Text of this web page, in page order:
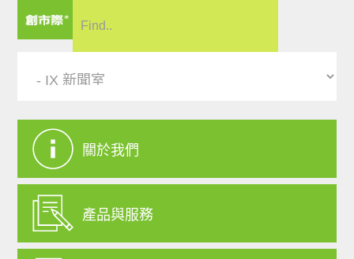
關於我們
產品與服務